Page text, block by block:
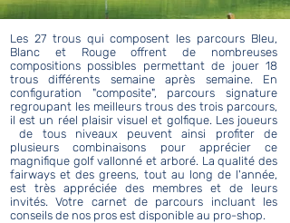
Les 27 trous qui composent les parcours Bleu,
Blanc et Rouge offrent de nombreuses
compositions possibles permettant de jouer 18
trous différents semaine après semaine. En
configuration "composite", parcours signature
regroupant les meilleurs trous des trois parcours,
il est un réel plaisir visuel et golfique. Les joueurs
de tous niveaux peuvent ainsi profiter de
plusieurs combinaisons pour apprécier ce
magnifique golf vallonné et arboré. La qualité des
fairways et des greens, tout au long de l'année,
est très appréciée des membres et de leurs
invités. Votre carnet de parcours incluant les
conseils de nos pros est disponible au pro-shop.